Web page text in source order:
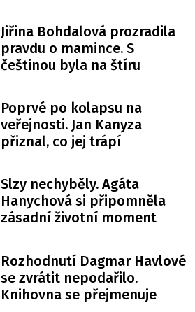
Jiřina Bohdalová prozradila
pravdu o mamince. S
češtinou byla na štíru
Poprvé po kolapsu na
veřejnosti. Jan Kanyza
přiznal, co jej trápí
Slzy nechyběly. Agáta
Hanychová si připomněla
zásadní životní moment
Rozhodnutí Dagmar Havlové
se zvrátit nepodařilo.
Knihovna se přejmenuje